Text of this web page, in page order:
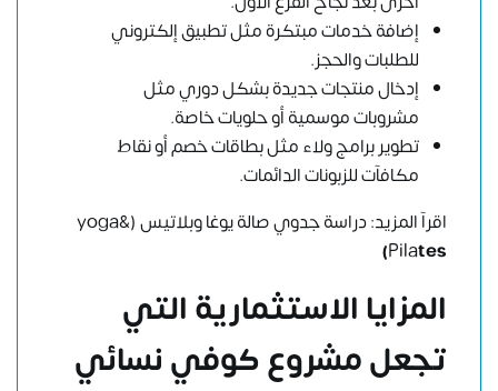
إضافة خدمات مبتكرة مثل تطبيق إلكتروني
للطلبات والحجز.
إدخال منتجات جديدة بشكل دوري مثل
مشروبات موسمية أو حلويات خاصة.
تطوير برامج ولاء مثل بطاقات خصم أو نقاط
مكافآت للزبونات الدائمات.
اقرآ المزيد:
دراسة جدوي صالة يوغا وبلاتيس (yoga&
Pilates)
المزايا الاستثمارية التي
تجعل مشروع كوفي نسائي